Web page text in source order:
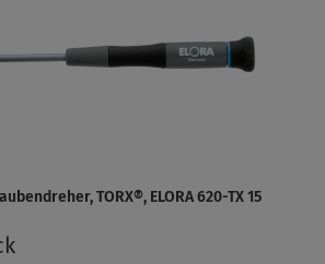
TORX®, ELORA 620-TX 15